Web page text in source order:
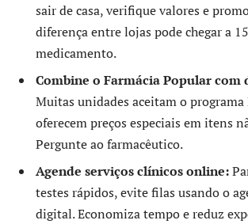
sair de casa, verifique valores e
diferença entre lojas pode chegar a
medicamento.
Combine o Farmácia Popular com
Muitas unidades aceitam o programa
oferecem preços especiais em itens
Pergunte ao farmacêutico.
Agende serviços clínicos online:
testes rápidos, evite filas usando o
digital. Economiza tempo e reduz